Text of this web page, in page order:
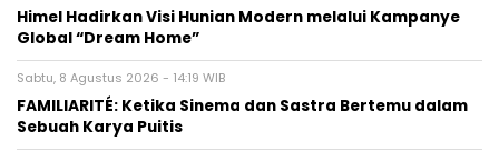
Himel Hadirkan Visi Hunian Modern melalui Kampanye
Global “Dream Home”
Sabtu, 8 Agustus 2026 - 14:19 WIB
FAMILIARITÉ: Ketika Sinema dan Sastra Bertemu dalam
Sebuah Karya Puitis